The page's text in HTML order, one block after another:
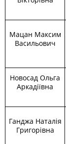
Мацан Максим
Васильович
Новосад Ольга
Аркадіївна
Ганджа Наталія
Григорівна